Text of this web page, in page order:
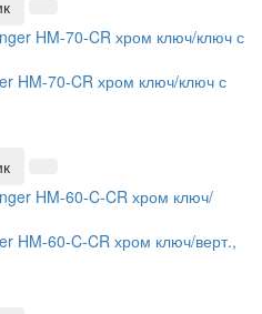
HM-70-CR хром ключ/ключ с
HM-60-C-CR хром ключ/верт.,